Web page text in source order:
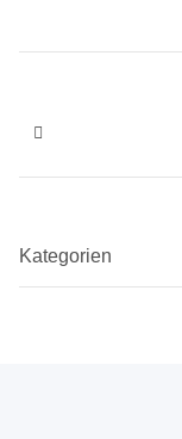
Kategorien